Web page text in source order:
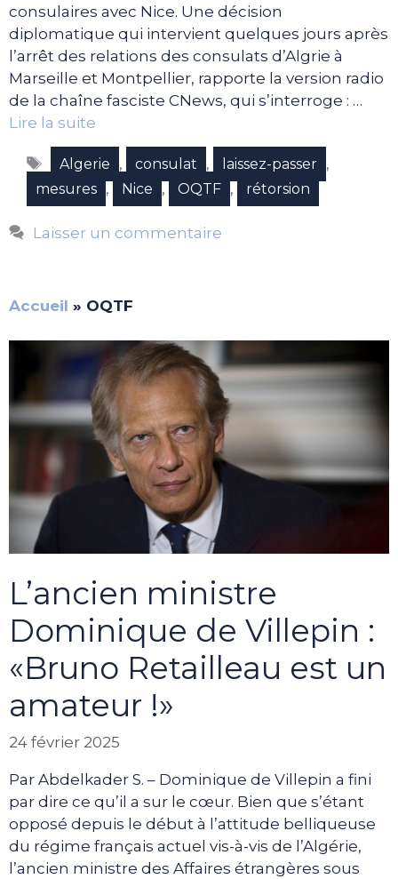
consulaires avec Nice. Une décision
diplomatique qui intervient quelques jours après
l’arrêt des relations des consulats d’Algrie à
Marseille et Montpellier, rapporte la version radio
de la chaîne fasciste CNews, qui s’interroge : …
Lire la suite
Étiquettes
Algerie , consulat , laissez-passer ,
mesures , Nice , OQTF , rétorsion
Laisser un commentaire
Accueil » OQTF
L’ancien ministre
Dominique de Villepin :
«Bruno Retailleau est un
amateur !»
24 février 2025
Par Abdelkader S. – Dominique de Villepin a fini
par dire ce qu’il a sur le cœur. Bien que s’étant
opposé depuis le début à l’attitude belliqueuse
du régime français actuel vis-à-vis de l’Algérie,
l’ancien ministre des Affaires étrangères sous